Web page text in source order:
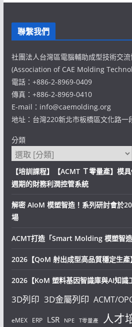
聯繫我們
社團法人台灣區電腦輔助成型技術交
(Association of CAE Molding
電話：+886-2-8969-0409
傳真：+886-2-8969-0410
E-mail：info@caemolding.org
地址：台灣220新北市板橋區文化路一
分類
【培訓課程】【ACMT Ｔ零量產】模
週期的財務利潤控管系統
解密 AIoM 模塑智造！系列研討會於
場
ACMT打造「Smart Molding 模塑智
2026【QoM 射出成型高品質穩定生產
2026【KoM 塑料基因智識庫與AI知識
3D列印 3D金屬列印 ACMT/
eMEX ERP LSR NPE T零量產 人才